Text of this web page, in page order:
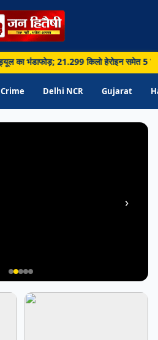
का भंडाफोड़; 21.299 किलो हेरोइन समेत 5
Crime Delhi NCR Gujarat
›